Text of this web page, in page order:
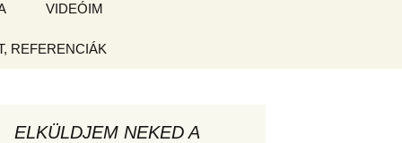
BOLT
VIDEÓIM
REFERENCIÁK
ELKÜLDJEM NEKED A